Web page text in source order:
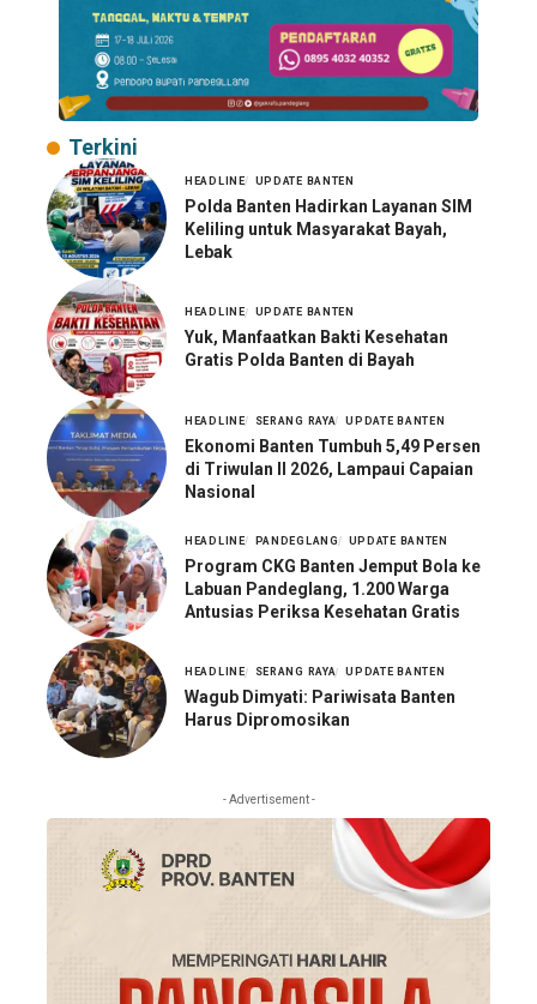
Terkini
HEADLINE UPDATE BANTEN
Polda Banten Hadirkan Layanan SIM
Keliling untuk Masyarakat Bayah,
Lebak
HEADLINE UPDATE BANTEN
Yuk, Manfaatkan Bakti Kesehatan
Gratis Polda Banten di Bayah
HEADLINE SERANG RAYA UPDATE BANTEN
Ekonomi Banten Tumbuh 5,49 Persen
di Triwulan II 2026, Lampaui Capaian
Nasional
HEADLINE PANDEGLANG UPDATE BANTEN
Program CKG Banten Jemput Bola ke
Labuan Pandeglang, 1.200 Warga
Antusias Periksa Kesehatan Gratis
HEADLINE SERANG RAYA UPDATE BANTEN
Wagub Dimyati: Pariwisata Banten
Harus Dipromosikan
- Advertisement -